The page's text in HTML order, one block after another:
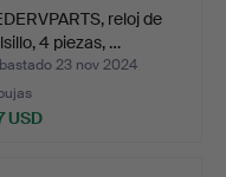
reloj de
4 piezas, …
23 nov 2024
USD